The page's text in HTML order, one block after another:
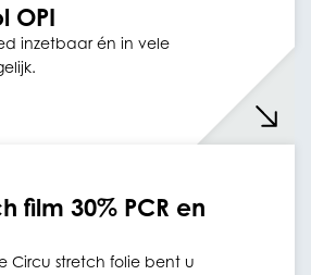
OPI
inzetbaar én in vele
film 30% PCR en
Circu stretch folie bent u